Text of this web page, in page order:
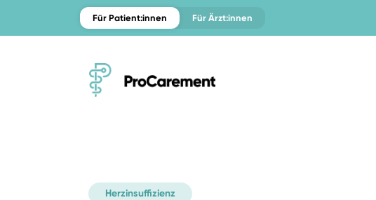
Für Patient:innen Für Ärzt:innen
Herzinsuffizienz